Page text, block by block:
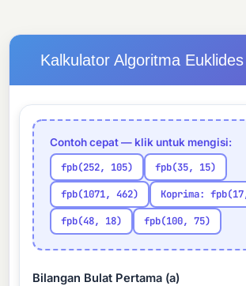
Kalkulator Algoritma
Contoh cepat — klik untuk mengisi:
fpb(252, 105) fpb(35, 15)
fpb(1071, 462) Koprima:
fpb(48, 18) fpb(100, 75)
Bilangan Bulat Pertama (a)